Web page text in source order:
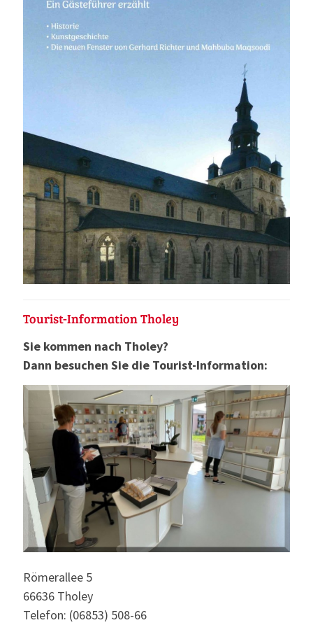
Tourist-Information Tholey
Sie kommen nach Tholey?
Dann besuchen Sie die Tourist-Information:
Römerallee 5
66636 Tholey
Telefon: (06853) 508-66